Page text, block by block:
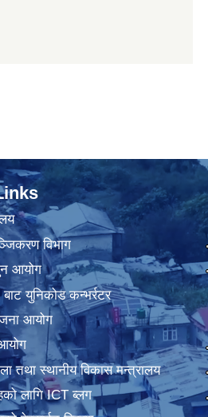
विभाग
आयोग
बाट युनिकोड कन्भर्रटर
आयोग
तथा स्थानीय विकास मन्त्रालय
लागि ICT ब्लग